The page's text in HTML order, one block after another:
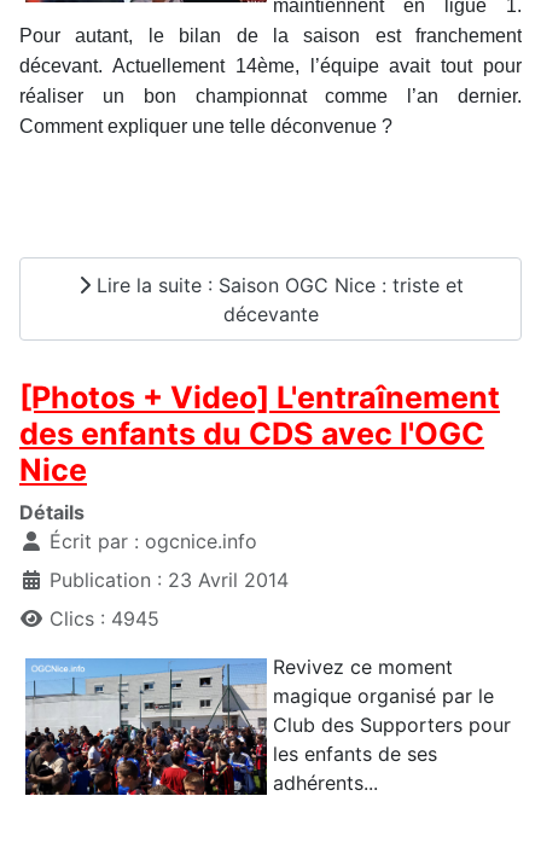
maintiennent en ligue 1.
Pour autant, le bilan de la saison est franchement
décevant. Actuellement 14ème, l’équipe avait tout pour
réaliser un bon championnat comme l’an dernier.
Comment expliquer une telle déconvenue ?
Lire la suite : Saison OGC Nice : triste et
décevante
[Photos + Video] L'entraînement
des enfants du CDS avec l'OGC
Nice
Détails
Écrit par : ogcnice.info
Publication : 23 Avril 2014
Clics : 4945
Revivez ce moment
magique organisé par le
Club des Supporters pour
les enfants de ses
adhérents...